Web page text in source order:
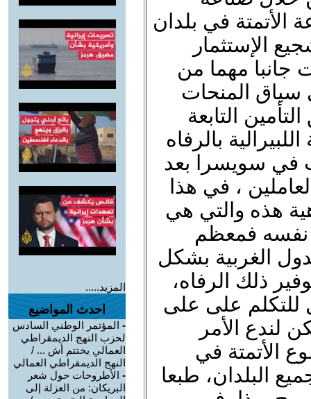
الأتمتة في بلدان
الإستثمار
جانبا مهما من
سياق المنحات
التابعة
بالرفاه
في سويسرا بعد
، في هذا
هذه والتي هي
نفسه فمعظم
الغربية بشكل
ذلك الرفاه،
على على
لندع الأمر
الأتمتة في
البلدان، طبعا
المزيد.....
احدث المواضيع
- المؤتمر الوطني السادس
لحزب النهج الديمقراطي
العمالي يختتم أش ... /
النهج الديمقراطي العمالي
- الأطروحات حول شعر
البريكان: من العزلة إلى